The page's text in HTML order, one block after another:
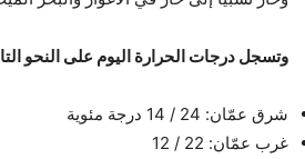
وتسجل درجات الحرارة اليوم على النحو
شرق عمّان: 24 / 14 درجة مئوية
غرب عمّان: 22 / 12